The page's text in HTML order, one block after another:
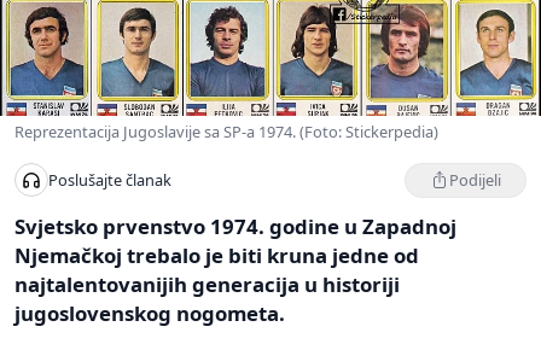
Reprezentacija Jugoslavije sa SP-a 1974. (Foto: Stickerpedia)
Poslušajte članak Podijeli
Svjetsko prvenstvo 1974. godine u Zapadnoj
Njemačkoj trebalo je biti kruna jedne od
najtalentovanijih generacija u historiji
jugoslovenskog nogometa.